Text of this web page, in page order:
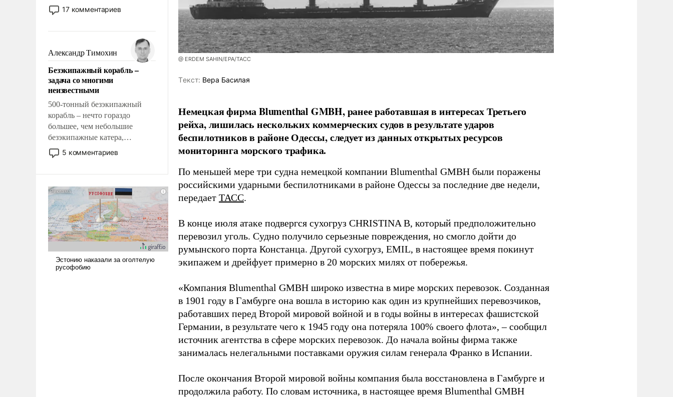
принадлежит, а кого из нее
исключили с правом
чем она отличается от просто
образованных людей. Иногда
казалось, что эти вопросы
решены раз и навсегда, но –
нет, не решены.
17 комментариев
Александр Тимохин
Безэкипажный корабль –
задача со многими
неизвестными
500-тонный безэкипажный
корабль – нечто гораздо
большее, чем небольшие
безэкипажные катера,
применение которых уже
стало обыденностью. Задача по
и ее реализация радикально
поднимет наши боевые
возможности.
5 комментариев
@ ERDEM SAHIN/EPA/ТАСС
Tекст: Вера Басилая
Немецкая фирма Blumenthal GMBH, ранее работавшая в интересах Третьего
рейха, лишилась нескольких коммерческих судов в результате ударов
беспилотников в районе Одессы, следует из данных открытых ресурсов
мониторинга морского трафика.
По меньшей мере три судна немецкой компании Blumenthal GMBH были поражены
российскими ударными беспилотниками в районе Одессы за последние две недели,
передает ТАСС.
В конце июля атаке подвергся сухогруз CHRISTINA B, который предположительно
перевозил уголь. Судно получило серьезные повреждения, но смогло дойти до
румынского порта Констанца. Другой сухогруз, EMIL, в настоящее время покинут
экипажем и дрейфует примерно в 20 морских милях от побережья.
«Компания Blumenthal GMBH широко известна в мире морских перевозок. Созданная
в 1901 году в Гамбурге она вошла в историю как один из крупнейших перевозчиков,
работавших перед Второй мировой войной и в годы войны в интересах фашистской
Германии, в результате чего к 1945 году она потеряла 100% своего флота», – сообщил
источник агентства в сфере морских перевозок. До начала войны фирма также
занималась нелегальными поставками оружия силам генерала Франко в Испании.
После окончания Второй мировой войны компания была восстановлена в Гамбурге и
продолжила работу. По словам источника, в настоящее время Blumenthal GMBH